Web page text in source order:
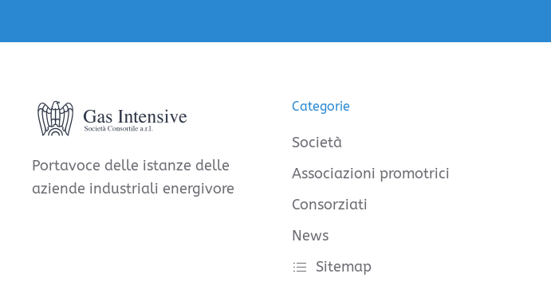
Portavoce delle istanze delle
aziende industriali energivore
Categorie
Società
Associazioni promotrici
Consorziati
News
Sitemap